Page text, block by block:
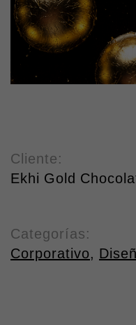
Cliente:
Ekhi Gold
Categorías:
Corporativo,